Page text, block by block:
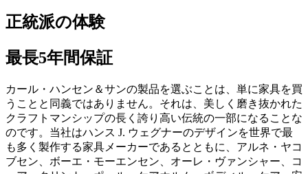
正統派の体験
最長5年間保証
カール・ハンセン＆サンの製品を選ぶことは、単に家具を買
うことと同義ではありません。それは、美しく磨き抜かれた
クラフトマンシップの長く誇り高い伝統の一部になることな
のです。当社はハンス J. ウェグナーのデザインを世界で最
も多く製作する家具メーカーであるとともに、アルネ・ヤコ
ブセン、ボーエ・モーエンセン、オーレ・ヴァンシャー、コ